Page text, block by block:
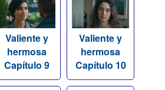
Valiente y
hermosa
Capítulo 9
Valiente y
hermosa
Capítulo 10